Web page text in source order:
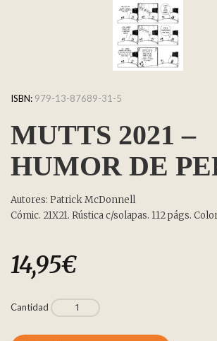
ISBN: 979-13-87689-31-5
MUTTS 2021 –
HUMOR DE
Autores: Patrick McDonnell
Cómic. 21X21. Rústica c/solapas. 112 págs.
14,95€
Cantidad